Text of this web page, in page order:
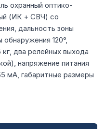
охранный оптико-
(ИК + СВЧ) со
дальность зоны
120°,
два релейных выхода
напряжение питания
мА, габаритные размеры